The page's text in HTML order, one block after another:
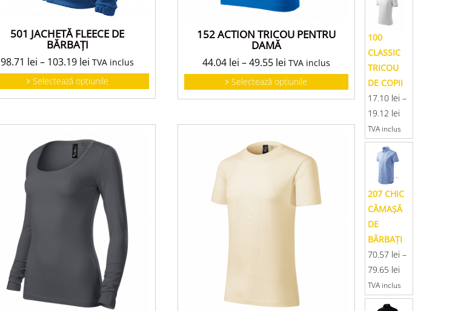
501 JACHETĂ FLEECE DE
BĂRBAŢI
98.71 lei – 103.19 lei TVA inclus
Selectează opțiunile
152 ACTION TRICOU PENTRU
DAMĂ
44.04 lei –49.55 lei TVA inclus
Selectează opțiunile
100
CLASSIC
TRICOU
DE COPII
17.10 lei –
19.12 lei
TVA inclus
207 CHIC
CĂMAŞĂ
DE
BĂRBAŢI
70.57 lei –
79.65 lei
TVA inclus